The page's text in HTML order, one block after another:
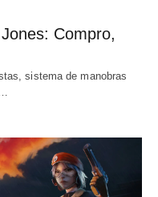
Compro,
sistema de manobras